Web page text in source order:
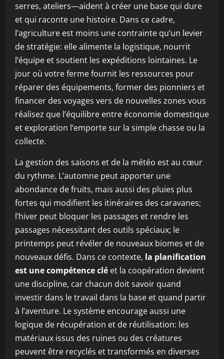
serres, ateliers—aident à créer une base qui dure
et qui raconte une histoire. Dans ce cadre,
l’agriculture est moins une contrainte qu’un levier
de stratégie: elle alimente la logistique, nourrit
l’équipe et soutient les expéditions lointaines. Le
jour où votre ferme fournit les ressources pour
réparer des équipements, former des pionniers et
financer des voyages vers de nouvelles zones vous
réalisez que l’équilibre entre économie domestique
et exploration l’emporte sur la simple chasse ou la
collecte.
La gestion des saisons et de la météo est au cœur
du rythme. L’automne peut apporter une
abondance de fruits, mais aussi des pluies plus
fortes qui modifient les itinéraires des caravanes;
l’hiver peut bloquer les passages et rendre les
passages nécessitant des outils spéciaux; le
printemps peut révéler de nouveaux biomes et de
nouveaux défis. Dans ce contexte, la planification
est une compétence clé et la coopération devient
une discipline, car chacun doit savoir quand
investir dans le travail dans la base et quand partir
à l’aventure. Le système encourage aussi une
logique de récupération et de réutilisation: les
matériaux issus des ruines ou des créatures
peuvent être recyclés et transformés en diverses